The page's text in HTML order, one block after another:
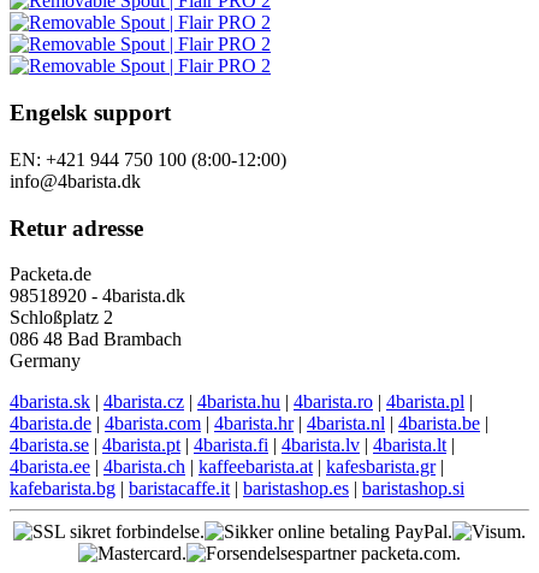
Engelsk support
EN: +421 944 750 100 (8:00-12:00)
info@4barista.dk
Retur adresse
Packeta.de
98518920 - 4barista.dk
Schloßplatz 2
086 48 Bad Brambach
Germany
4barista.sk | 4barista.cz | 4barista.hu | 4barista.ro | 4barista.pl |
4barista.de | 4barista.com | 4barista.hr| 4barista.nl | 4barista.be |
4barista.se | 4barista.pt | 4barista.fi | 4barista.lv | 4barista.lt |
4barista.ee | 4barista.ch | kaffeebarista.at | kafesbarista.gr|
kafebarista.bg | baristacaffe.it | baristashop.es | baristashop.si